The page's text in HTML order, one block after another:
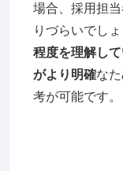
場合、採用担
りづらいでしょ
程度を理解し
がより明確な
考が可能です。